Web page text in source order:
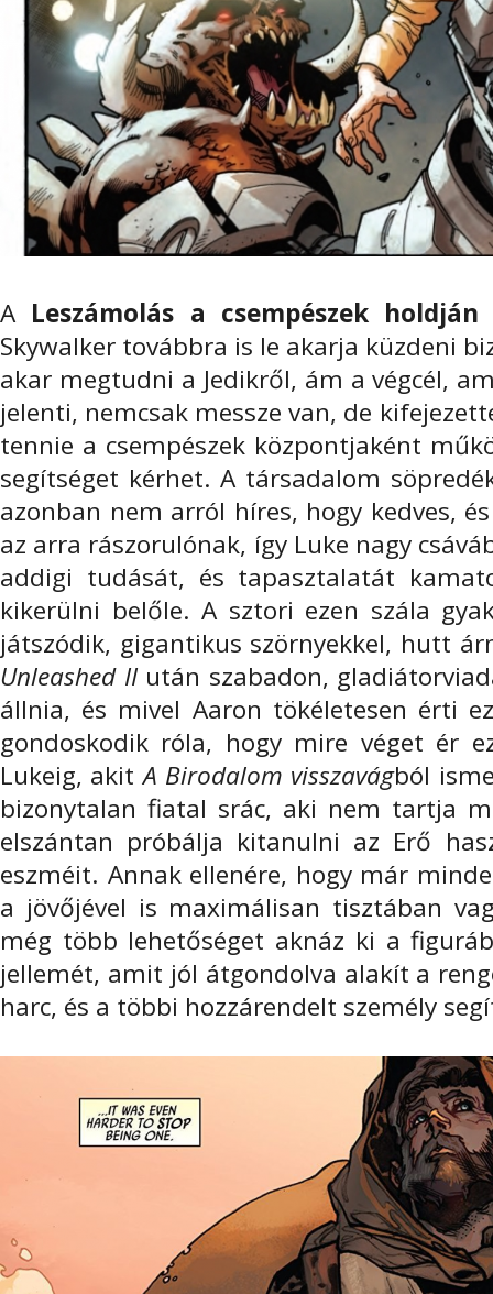
A Leszámolás a csempészek
Skywalker továbbra is le akarja küzdeni
akar megtudni a Jedikről, ám a végcél,
jelenti, nemcsak messze van, de
tennie a csempészek központjaként
segítséget kérhet. A társadalom
azonban nem arról híres, hogy kedves,
az arra rászorulónak, így Luke nagy
addigi tudását, és tapasztalatát
kikerülni belőle. A sztori ezen szála
játszódik, gigantikus szörnyekkel, hutt
Unleashed II után szabadon,
állnia, és mivel Aaron tökéletesen érti
gondoskodik róla, hogy mire véget ér
Lukeig, akitA Birodalom visszavágból
bizonytalan fiatal srác, aki nem tartja
elszántan próbálja kitanulni az Erő
eszméit. Annak ellenére, hogy már
a jövőjével is maximálisan tisztában
még több lehetőséget aknáz ki a
jellemét, amit jól átgondolva alakít a
harc, és a többi hozzárendelt személy